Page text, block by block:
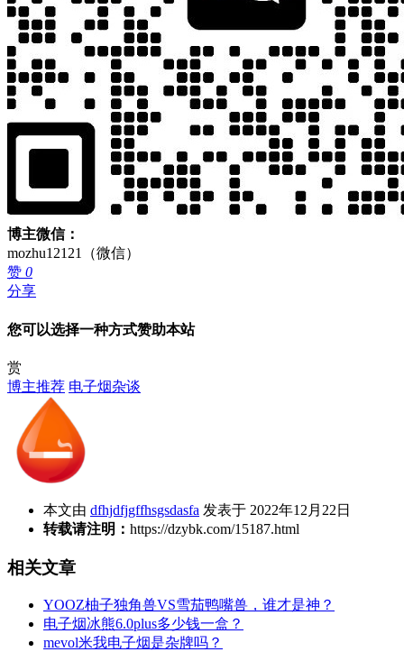
博主微信：
mozhu12121（微信）
赞 0
分享
您可以选择一种方式赞助本站
赏
博主推荐 电子烟杂谈
本文由 dfhjdfjgffhsgsdasfa 发表于 2022年12月22日
转载请注明： https://dzybk.com/15187.html
相关文章
YOOZ柚子独角兽VS雪茄鸭嘴兽，谁才是神？
电子烟冰熊6.0plus多少钱一盒？
mevol米我电子烟是杂牌吗？